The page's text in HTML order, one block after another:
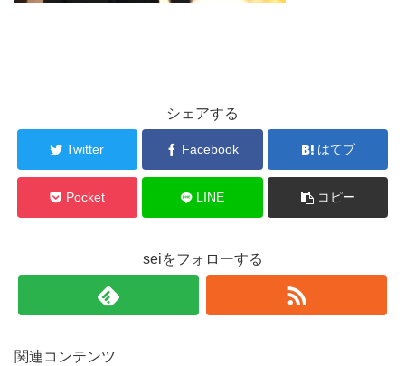
シェアする
Twitter Facebook はてブ
Pocket LINE コピー
seiをフォローする
関連コンテンツ